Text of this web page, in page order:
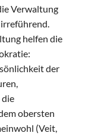
Verwaltung
helfen die
der
die
obersten
(Veit,